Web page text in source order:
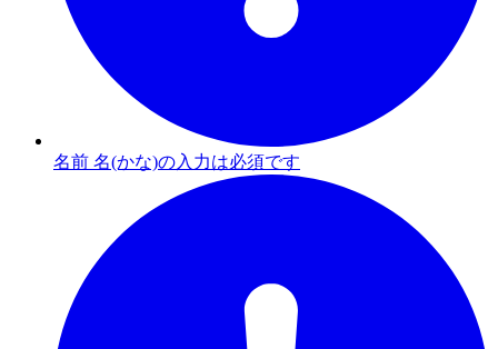
名前 名(かな)の入力は必須です